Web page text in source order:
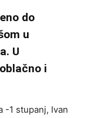
do
u
U
i
-1 stupanj, Ivan